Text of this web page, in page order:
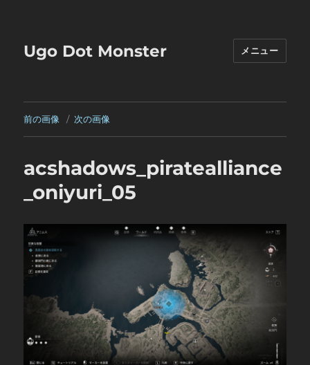
Ugo Dot Monster メニュー
前の画像 次の画像
acshadows_piratealliance
_oniyuri_05